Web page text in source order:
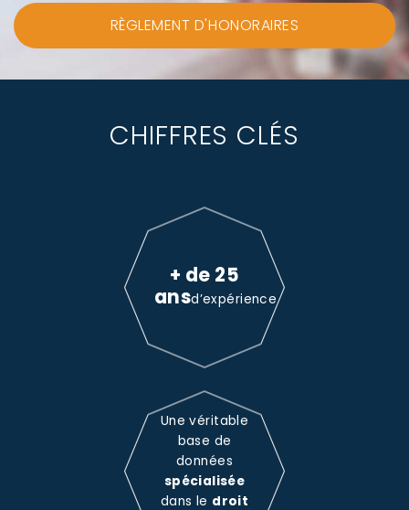
RÈGLEMENT D'HONORAIRES
CHIFFRES CLÉS
+ de 25
ansd’expérience
Une véritable
base de
données
spécialisée
dans le droit